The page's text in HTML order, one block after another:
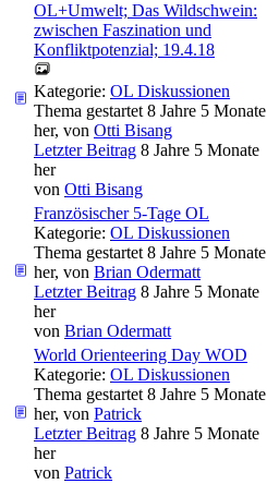
OL+Umwelt; Das Wildschwein:
zwischen Faszination und
Konfliktpotenzial; 19.4.18
Kategorie: OL Diskussionen
Thema gestartet 8 Jahre 5 Monate
her, von Otti Bisang
Letzter Beitrag 8 Jahre 5 Monate
her
von Otti Bisang
Französischer 5-Tage OL
Kategorie: OL Diskussionen
Thema gestartet 8 Jahre 5 Monate
her, von Brian Odermatt
Letzter Beitrag 8 Jahre 5 Monate
her
von Brian Odermatt
World Orienteering Day WOD
Kategorie: OL Diskussionen
Thema gestartet 8 Jahre 5 Monate
her, von Patrick
Letzter Beitrag 8 Jahre 5 Monate
her
von Patrick